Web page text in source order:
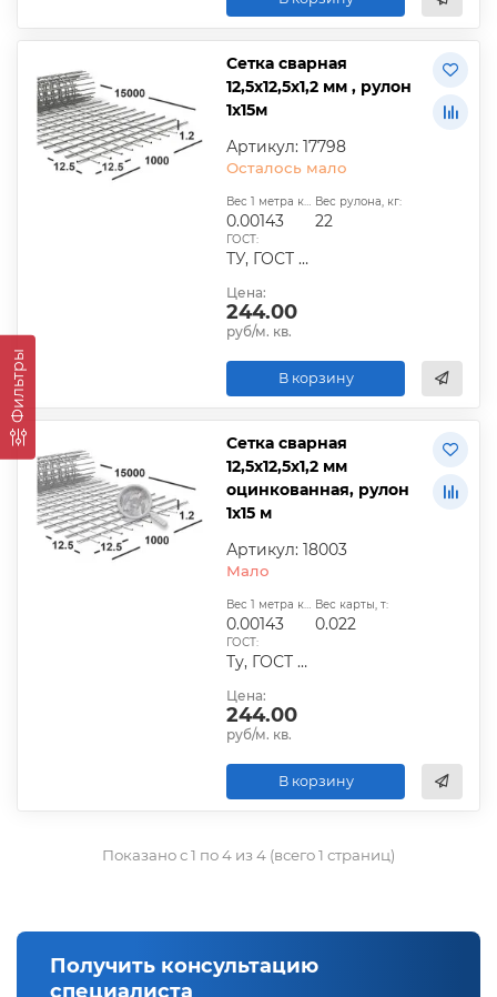
Фильтры
Сетка сварная
12,5х12,5х1,2 мм , рулон
1х15м
Артикул: 17798
Осталось мало
Вес 1 метра квадратного, т:
0.00143
Вес рулона, кг:
22
ГОСТ:
ТУ, ГОСТ 23279-2012
Цена:
244.00
руб/м. кв.
В корзину
Сетка сварная
12,5х12,5х1,2 мм
оцинкованная, рулон
1х15 м
Артикул: 18003
Мало
Вес 1 метра квадратного, т:
0.00143
Вес карты, т:
0.022
ГОСТ:
Ту, ГОСТ 23279-2012
Цена:
244.00
руб/м. кв.
В корзину
Показано с 1 по 4 из 4 (всего 1 страниц)
Получить консультацию
специалиста